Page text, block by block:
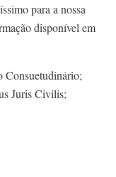
para a nossa
disponível em
Juris Civilis;